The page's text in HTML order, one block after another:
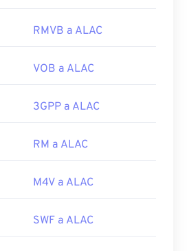
RMVB a ALAC
VOB a ALAC
3GPP a ALAC
RM a ALAC
M4V a ALAC
SWF a ALAC